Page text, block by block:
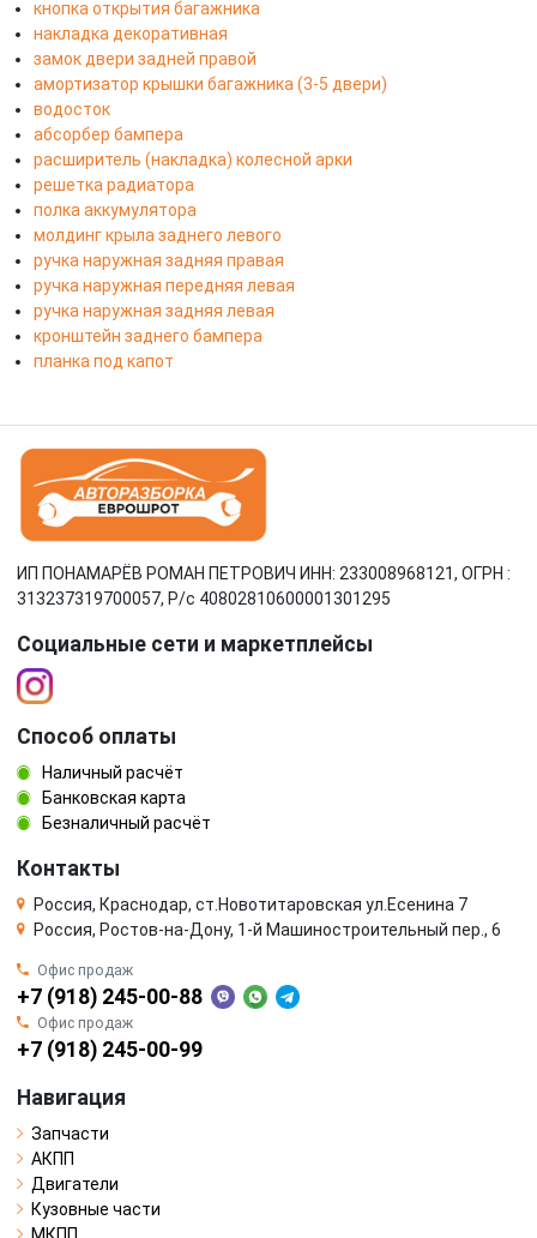
кнопка открытия багажника
накладка декоративная
замок двери задней правой
амортизатор крышки багажника (3-5 двери)
водосток
абсорбер бампера
расширитель (накладка) колесной арки
решетка радиатора
полка аккумулятора
молдинг крыла заднего левого
ручка наружная задняя правая
ручка наружная передняя левая
ручка наружная задняя левая
кронштейн заднего бампера
планка под капот
ИП ПОНАМАРЁВ РОМАН ПЕТРОВИЧ ИНН: 233008968121, ОГРН :
313237319700057, Р/c 40802810600001301295
Социальные сети и маркетплейсы
Способ оплаты
Наличный расчёт
Банковская карта
Безналичный расчёт
Контакты
Россия, Краснодар, ст.Новотитаровская ул.Есенина 7
Россия, Ростов-на-Дону, 1-й Машиностроительный пер., 6
Офис продаж
+7 (918) 245-00-88
Офис продаж
+7 (918) 245-00-99
Навигация
Запчасти
АКПП
Двигатели
Кузовные части
МКПП